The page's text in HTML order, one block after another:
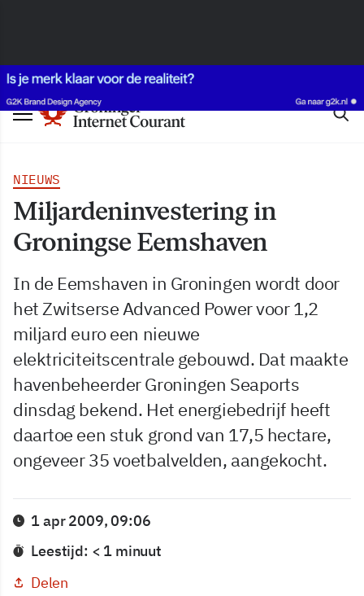
NIEUWS
Miljardeninvestering in
Groningse Eemshaven
In de Eemshaven in Groningen wordt door
het Zwitserse Advanced Power voor 1,2
miljard euro een nieuwe
elektriciteitscentrale gebouwd. Dat maakte
havenbeheerder Groningen Seaports
dinsdag bekend. Het energiebedrijf heeft
daartoe een stuk grond van 17,5 hectare,
ongeveer 35 voetbalvelden, aangekocht.
1 apr 2009, 09:06
Leestijd: < 1 minuut
Delen